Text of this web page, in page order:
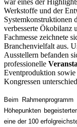
war eines der
Werkstoffe und der
Systemkonstruktionen
verbesserte Ökobilanz
Fachmesse zeichnete
Branchenvielfalt aus.
Ausstellern befanden
professionelle
Eventproduktion
Kongressen
Beim
Höhepunkten
eine der 100